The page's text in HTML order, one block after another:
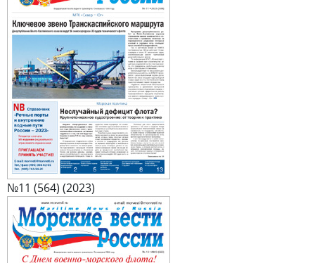
№11 (564) (2023)